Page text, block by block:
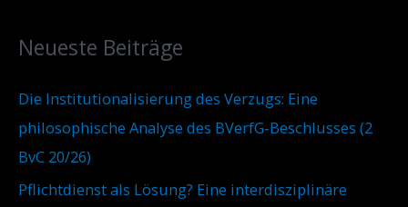
Neueste Beiträge
Die Institutionalisierung des Verzugs: Eine
philosophische Analyse des BVerfG-Beschlusses (2
BvC 20/26)
Pflichtdienst als Lösung? Eine interdisziplinäre